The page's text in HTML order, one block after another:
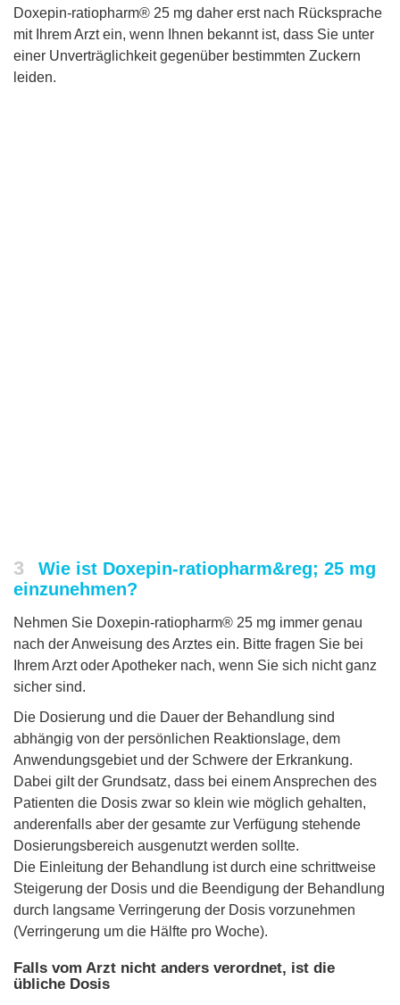
Doxepin-ratiopharm® 25 mg daher erst nach Rücksprache
mit Ihrem Arzt ein, wenn Ihnen bekannt ist, dass Sie unter
einer Unverträglichkeit gegenüber bestimmten Zuckern
leiden.
3
Wie ist Doxepin-ratiopharm&reg; 25 mg
einzunehmen?
Nehmen Sie Doxepin-ratiopharm® 25 mg immer genau
nach der Anweisung des Arztes ein. Bitte fragen Sie bei
Ihrem Arzt oder Apotheker nach, wenn Sie sich nicht ganz
sicher sind.
Die Dosierung und die Dauer der Behandlung sind
abhängig von der persönlichen Reaktionslage, dem
Anwendungsgebiet und der Schwere der Erkrankung.
Dabei gilt der Grundsatz, dass bei einem Ansprechen des
Patienten die Dosis zwar so klein wie möglich gehalten,
anderenfalls aber der gesamte zur Verfügung stehende
Dosierungsbereich ausgenutzt werden sollte.
Die Einleitung der Behandlung ist durch eine schrittweise
Steigerung der Dosis und die Beendigung der Behandlung
durch langsame Verringerung der Dosis vorzunehmen
(Verringerung um die Hälfte pro Woche).
Falls vom Arzt nicht anders verordnet, ist die
übliche Dosis